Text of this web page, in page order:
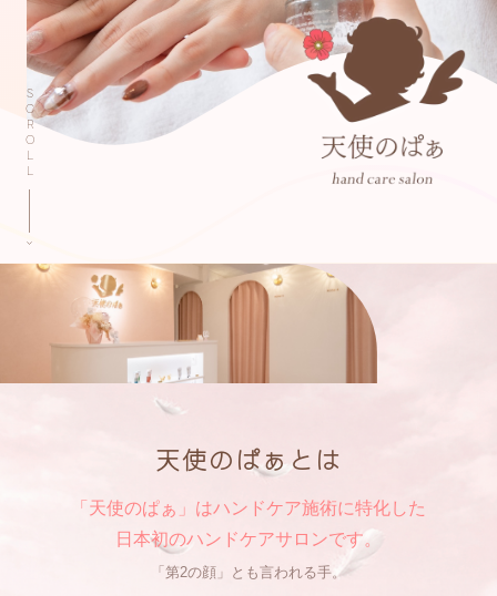
SCROLL
天使のぱぁとは
「天使のぱぁ」はハンドケア施術に特化した
日本初のハンドケアサロンです。
「第2の顔」とも言われる手。